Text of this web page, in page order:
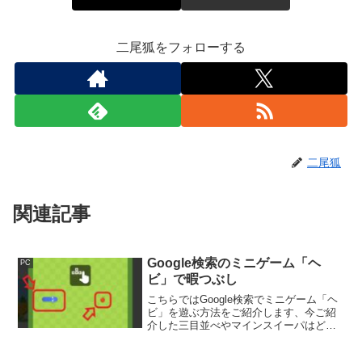
二尾狐をフォローする
二尾狐
関連記事
PC
Google検索のミニゲーム「ヘ
ビ」で暇つぶし
こちらではGoogle検索でミニゲーム「ヘ
ビ」を遊ぶ方法をご紹介します、今ご紹
介した三目並べやマインスイーパはどち